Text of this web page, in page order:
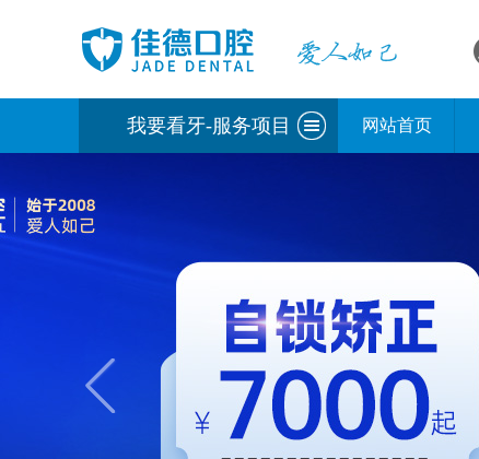
我要看牙-服务项目 网站首页